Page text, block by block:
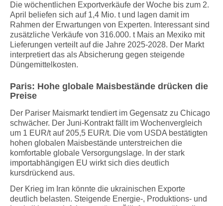
Die wöchentlichen Exportverkäufe der Woche bis zum 2.
April beliefen sich auf 1,4 Mio. t und lagen damit im
Rahmen der Erwartungen von Experten. Interessant sind
zusätzliche Verkäufe von 316.000. t Mais an Mexiko mit
Lieferungen verteilt auf die Jahre 2025-2028. Der Markt
interpretiert das als Absicherung gegen steigende
Düngemittelkosten.
Paris: Hohe globale Maisbestände drücken die
Preise
Der Pariser Maismarkt tendiert im Gegensatz zu Chicago
schwächer. Der Juni-Kontrakt fällt im Wochenvergleich
um 1 EUR/t auf 205,5 EUR/t. Die vom USDA bestätigten
hohen globalen Maisbestände unterstreichen die
komfortable globale Versorgungslage. In der stark
importabhängigen EU wirkt sich dies deutlich
kursdrückend aus.
Der Krieg im Iran könnte die ukrainischen Exporte
deutlich belasten. Steigende Energie-, Produktions- und